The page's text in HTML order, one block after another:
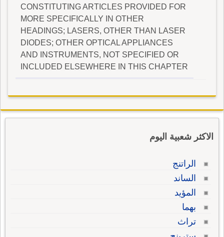
CONSTITUTING ARTICLES PROVIDED FOR
MORE SPECIFICALLY IN OTHER
HEADINGS; LASERS, OTHER THAN LASER
DIODES; OTHER OPTICAL APPLIANCES
AND INSTRUMENTS, NOT SPECIFIED OR
INCLUDED ELSEWHERE IN THIS CHAPTER
الاكثر شعبية اليوم
الراتنج
الساند
المؤيد
بهما
تراث